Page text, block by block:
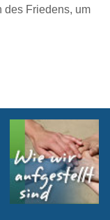
des Friedens, um